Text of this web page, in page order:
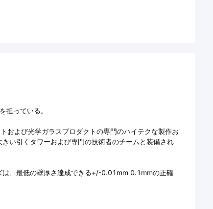
担っている。
および光学ガラスプロダクトの専門のハイテクな製作お
い引くタワーおよび専門の技術者のチームと装備され
は、最低の壁厚さ達成できる+/-0.01mm 0.1mmの正確